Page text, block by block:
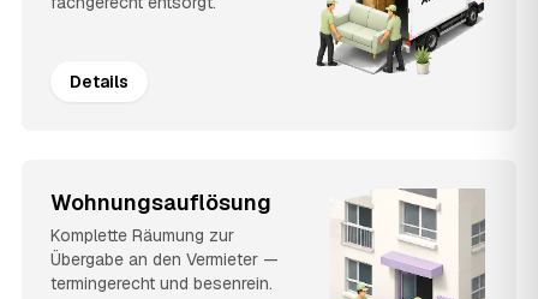
Details
Wohnungsauflösung
Komplette Räumung zur
Übergabe an den Vermieter —
termingerecht und besenrein.